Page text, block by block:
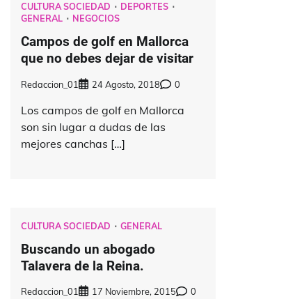
CULTURA SOCIEDAD
DEPORTES
GENERAL
NEGOCIOS
Campos de golf en Mallorca
que no debes dejar de visitar
Redaccion_01 24 Agosto, 2018 0
Los campos de golf en Mallorca
son sin lugar a dudas de las
mejores canchas […]
CULTURA SOCIEDAD GENERAL
Buscando un abogado
Talavera de la Reina.
Redaccion_01 17 Noviembre, 2015 0